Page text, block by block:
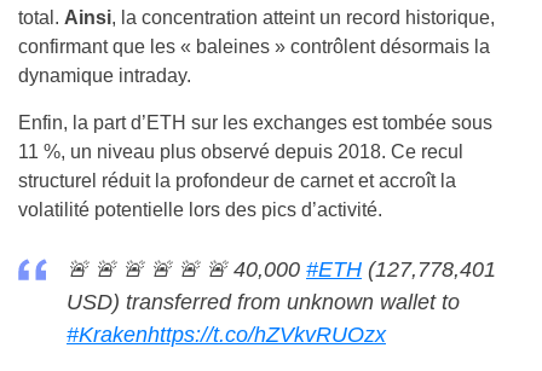
total. Ainsi, la concentration atteint un record historique,
confirmant que les « baleines » contrôlent désormais la
dynamique intraday.
Enfin, la part d’ETH sur les exchanges est tombée sous
11 %, un niveau plus observé depuis 2018. Ce recul
structurel réduit la profondeur de carnet et accroît la
volatilité potentielle lors des pics d’activité.
🚨 🚨 🚨 🚨 🚨 🚨 40,000 #ETH (127,778,401
USD) transferred from unknown wallet to
#Krakenhttps://t.co/hZVkvRUOzx